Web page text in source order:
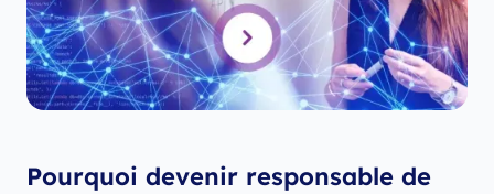
Pourquoi devenir responsable de